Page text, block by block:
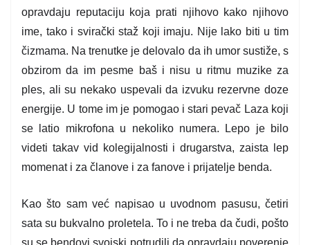
opravdaju reputaciju koja prati njihovo kako njihovo
ime, tako i svirački staž koji imaju. Nije lako biti u tim
čizmama. Na trenutke je delovalo da ih umor sustiže, s
obzirom da im pesme baš i nisu u ritmu muzike za
ples, ali su nekako uspevali da izvuku rezervne doze
energije. U tome im je pomogao i stari pevač Laza koji
se latio mikrofona u nekoliko numera. Lepo je bilo
videti takav vid kolegijalnosti i drugarstva, zaista lep
momenat i za članove i za fanove i prijatelje benda.
Kao što sam već napisao u uvodnom pasusu, četiri
sata su bukvalno proletela. To i ne treba da čudi, pošto
su se bendovi svojski potrudili da opravdaju poverenje